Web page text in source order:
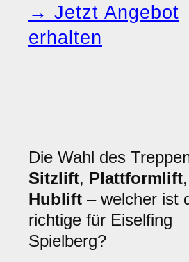
→ Jetzt Angebot
erhalten
Die Wahl des
Sitzlift, Plattformlift,
Hublift – welcher ist
richtige für Eiselfing
Spielberg?